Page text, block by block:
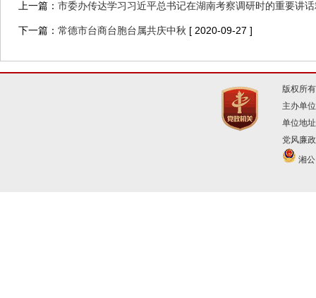
上一篇： 市委办传达学习习近平总书记在湖南考察调研时的重要讲
下一篇： 常德市台商台胞台属共庆中秋 [ 2020-09-27 ]
版权所
主办单
单位地
党风廉
湘